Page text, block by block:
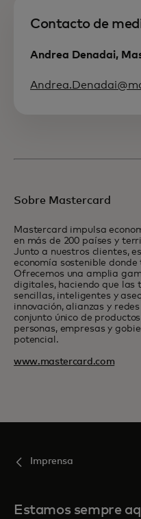
Contacto de
Andrea Denadai,
Sobre Mastercard
Mastercard impulsa
en más de 200 países y
Junto a nuestros clientes,
economía sostenible
Ofrecemos una amplia
digitales, haciendo que las
sencillas, inteligentes y
innovación, alianzas y
conjunto único de
personas, empresas y
potencial.
www.mastercard.com
Imprensa
Estamos sempre